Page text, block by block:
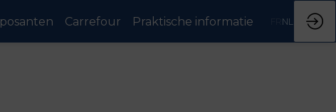
Carrefour Praktische informatie NL